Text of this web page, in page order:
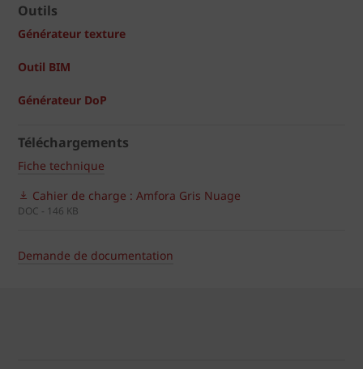
Outils
Générateur texture
Outil BIM
Générateur DoP
Téléchargements
Fiche technique
Cahier de charge : Amfora Gris Nuage
DOC - 146 KB
Demande de documentation